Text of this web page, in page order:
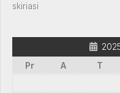
skiriasi
Pr
A T